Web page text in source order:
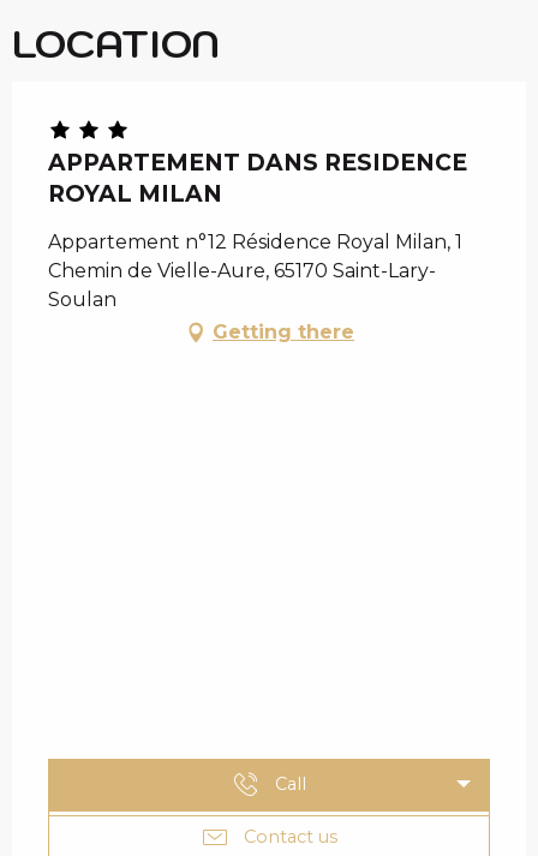
LOCATION
APPARTEMENT DANS RESIDENCE
ROYAL MILAN
Appartement n°12 Résidence Royal Milan, 1
Chemin de Vielle-Aure, 65170 Saint-Lary-
Soulan
Getting there
Call
Contact us